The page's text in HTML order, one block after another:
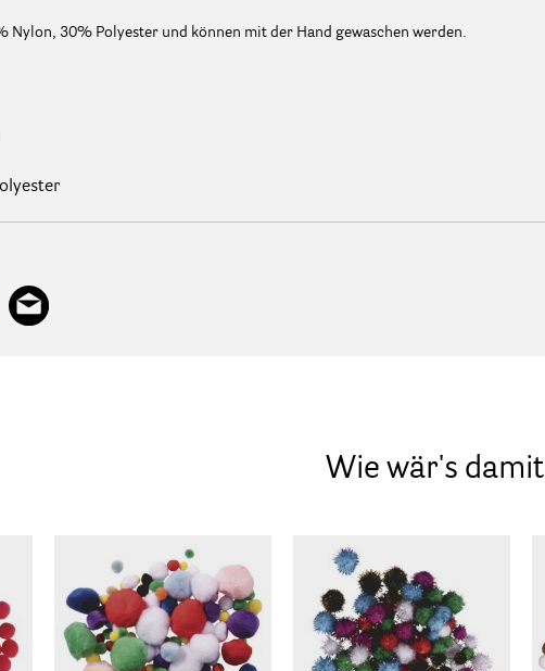
Nylon, 30% Polyester und können mit der Hand gewaschen werden.
Wie wär's damit